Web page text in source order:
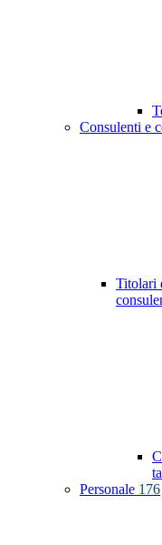
Consulenti e
Titolari
Personale 176